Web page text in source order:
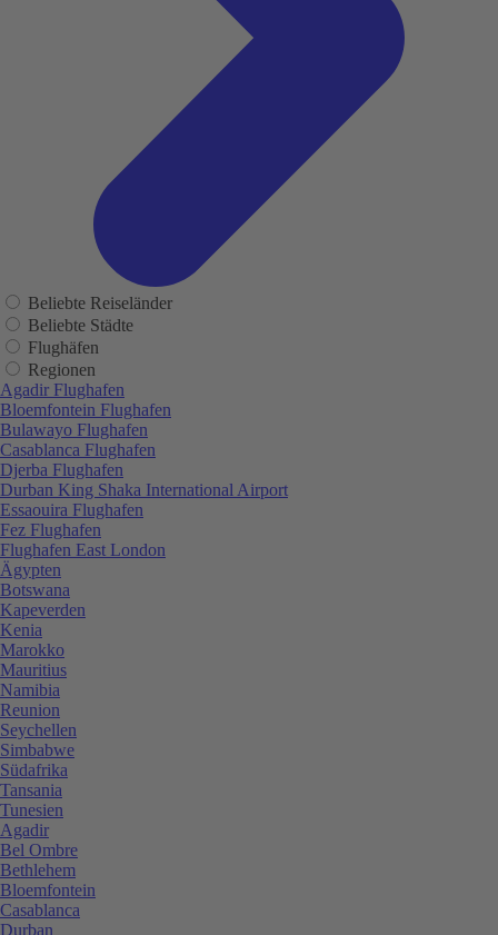
Beliebte Reiseländer
Beliebte Städte
Flughäfen
Regionen
Agadir Flughafen
Bloemfontein Flughafen
Bulawayo Flughafen
Casablanca Flughafen
Djerba Flughafen
Durban King Shaka International Airport
Essaouira Flughafen
Fez Flughafen
Flughafen East London
Ägypten
Botswana
Kapeverden
Kenia
Marokko
Mauritius
Namibia
Reunion
Seychellen
Simbabwe
Südafrika
Tansania
Tunesien
Agadir
Bel Ombre
Bethlehem
Bloemfontein
Casablanca
Durban